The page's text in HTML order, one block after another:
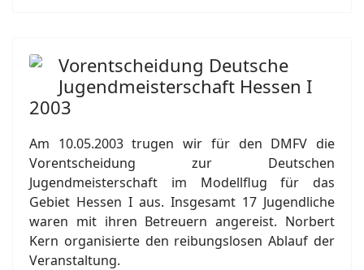
Vorentscheidung Deutsche
Jugendmeisterschaft Hessen I
2003
Am 10.05.2003 trugen wir für den DMFV die
Vorentscheidung zur Deutschen
Jugendmeisterschaft im Modellflug für das
Gebiet Hessen I aus. Insgesamt 17 Jugendliche
waren mit ihren Betreuern angereist. Norbert
Kern organisierte den reibungslosen Ablauf der
Veranstaltung.